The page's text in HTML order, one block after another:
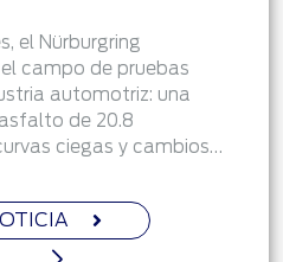
el Nürburgring
campo de pruebas
automotriz: una
de 20.8
ciegas y cambios…